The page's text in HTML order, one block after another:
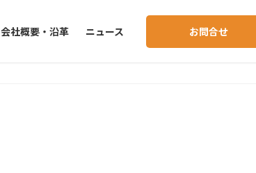
会社概要・沿革 ニュース お問合せ